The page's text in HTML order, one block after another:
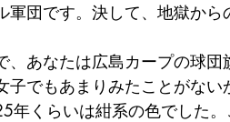
軍団です。決して、地獄から
あなたは広島カープの球
子でもあまりみたことがな
年くらいは紺系の色でした